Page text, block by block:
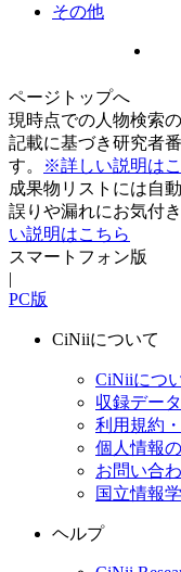
その他
ページトップへ
現時点での人物検索
記載に基づき研究者
す。
※詳しい説明は
成果物リストには自
誤りや漏れにお気付
い説明はこちら
スマートフォン版
|
PC版
CiNiiについて
CiNiiにつ
収録デー
利用規約
個人情報
お問い合
国立情報
ヘルプ